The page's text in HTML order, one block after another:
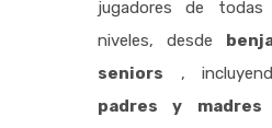
jugadores de
niveles, desde
seniors ,
padres y madres